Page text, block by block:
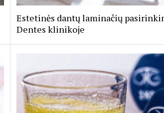
Estetinės dantų laminačių
Dentes klinikoje